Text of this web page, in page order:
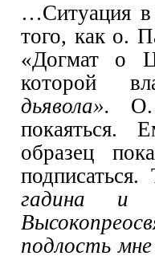
…Ситуация в
того, как о.
«Догмат о
которой
дьявола». О.
покаяться.
образец
гадина и
подлость